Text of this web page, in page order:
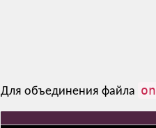
Для объединения файла